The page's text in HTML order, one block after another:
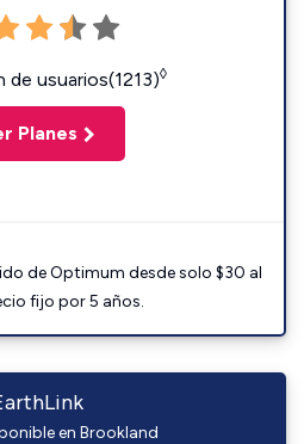
de usuarios(1213)◊
Planes
de Optimum desde solo $30 al
fijo por 5 años.
en Brookland